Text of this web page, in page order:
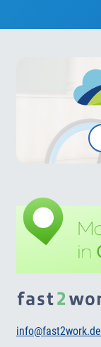
info@fast2work.de